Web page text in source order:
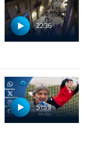
22:36
51:59